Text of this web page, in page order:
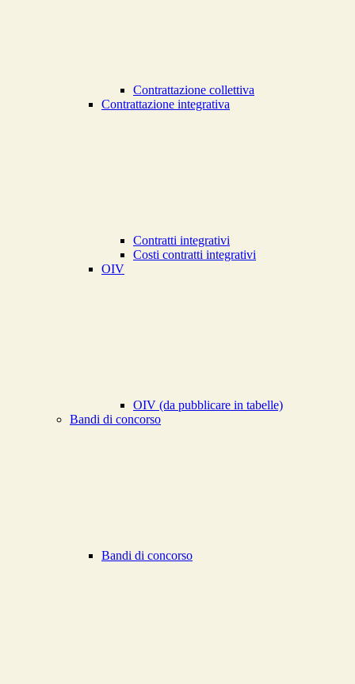
Contrattazione collettiva
Contrattazione integrativa
Contratti integrativi
Costi contratti integrativi
OIV
OIV (da pubblicare in tabelle)
Bandi di concorso
Bandi di concorso